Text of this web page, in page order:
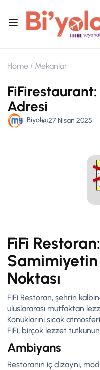
Home Mekanlar
Adresi
Biyolcu27 Nisan 2025
FiFi
Samimiyetin
Noktası
FiFi Restoran, şehrin
uluslararası mutfaktan
Konuklarını sıcak
FiFi, birçok lezzet
Ambiyans
Restoranın iç dizaynı,